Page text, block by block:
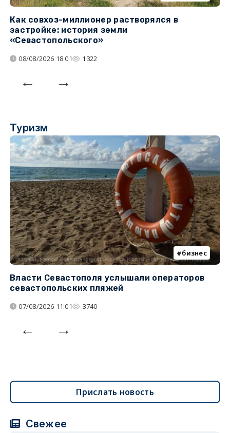
Как совхоз-миллионер растворялся в
застройке: история земли
«Севастопольского»
08/08/2026 18:01 1322
Туризм
бизнес
Власти Севастополя услышали операторов
севастопольских пляжей
07/08/2026 11:01 3740
Прислать новость
Свежее